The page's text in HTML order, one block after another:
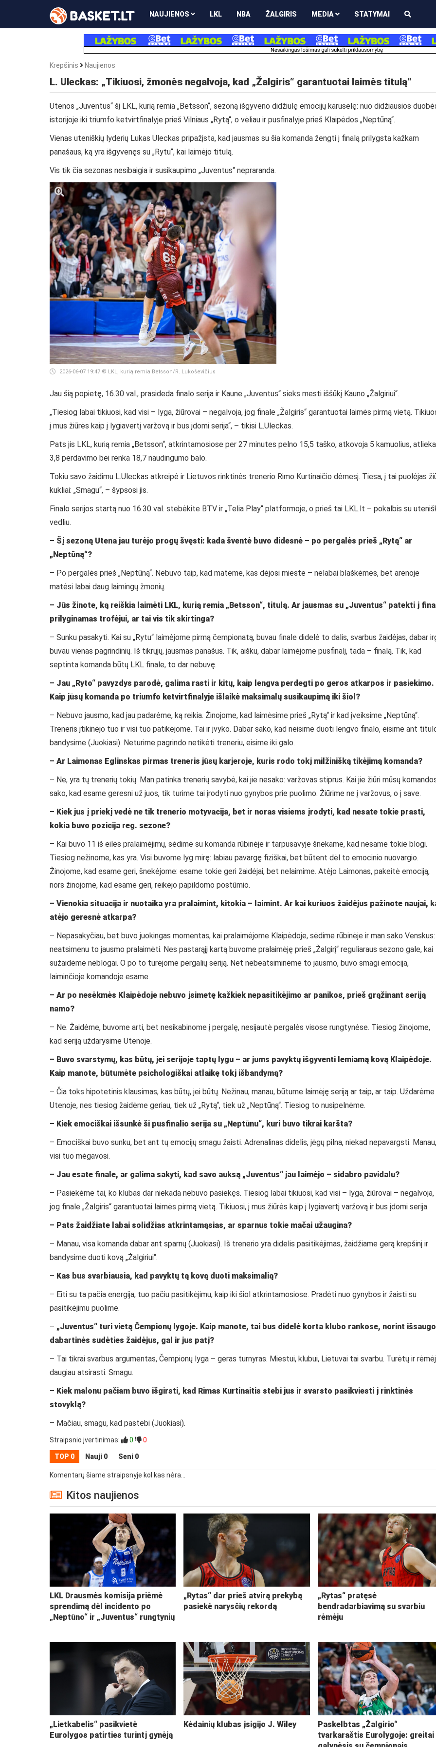
NAUJIENOS LKL NBA ŽALGIRIS MEDIA STATYMAI
Krepšinis Naujienos
L. Uleckas: „Tikiuosi, žmonės negalvoja, kad „Žalgiris“ garantuotai laimės titulą“
Utenos „Juventus“ šį LKL, kurią remia „Betsson“, sezoną išgyveno didžiulę emocijų karuselę: nuo didžiausios
istorijoje iki triumfo ketvirtfinalyje prieš Vilniaus „Rytą“, o vėliau ir pusfinalyje prieš Klaipėdos „Neptūną“.
Vienas uteniškių lyderių Lukas Uleckas pripažįsta, kad jausmas su šia komanda žengti į finalą prilygsta kažkam
panašaus, ką yra išgyvenęs su „Rytu“, kai laimėjo titulą.
Vis tik čia sezonas nesibaigia ir susikaupimo „Juventus“ nepraranda.
2026-06-07 19:47 © LKL, kurią remia Betsson/R. Lukoševičius
Jau šią popietę, 16.30 val., prasideda finalo serija ir Kaune „Juventus“ sieks mesti iššūkį Kauno „Žalgiriui“.
„Tiesiog labai tikiuosi, kad visi – lyga, žiūrovai – negalvoja, jog finale „Žalgiris“ garantuotai laimės pirmą vietą.
į mus žiūrės kaip į lygiavertį varžovą ir bus įdomi serija“, – tikisi L.Uleckas.
Pats jis LKL, kurią remia „Betsson“, atkrintamosiose per 27 minutes pelno 15,5 taško, atkovoja 5 kamuolius, atlieka
3,8 perdavimo bei renka 18,7 naudingumo balo.
Tokiu savo žaidimu L.Uleckas atkreipė ir Lietuvos rinktinės trenerio Rimo Kurtinaičio dėmesį. Tiesa, į tai puolėjas
kukliai: „Smagu“, – šypsosi jis.
Finalo serijos startą nuo 16.30 val. stebėkite BTV ir „Telia Play“ platformoje, o prieš tai LKL.lt – pokalbis su
vedliu.
– Šį sezoną Utena jau turėjo progų švęsti: kada šventė buvo didesnė – po pergalės prieš „Rytą“ ar
„Neptūną“?
– Po pergalės prieš „Neptūną“. Nebuvo taip, kad matėme, kas dėjosi mieste – nelabai blaškėmės, bet arenoje
matėsi labai daug laimingų žmonių.
– Jūs žinote, ką reiškia laimėti LKL, kurią remia „Betsson“, titulą. Ar jausmas su „Juventus“ patekti į
prilyginamas trofėjui, ar tai vis tik skirtinga?
– Sunku pasakyti. Kai su „Rytu“ laimėjome pirmą čempionatą, buvau finale didelė to dalis, svarbus žaidėjas, dabar
buvau vienas pagrindinių. Iš tikrųjų, jausmas panašus. Tik, aišku, dabar laimėjome pusfinalį, tada – finalą. Tik, kad
septinta komanda būtų LKL finale, to dar nebuvę.
– Jau „Ryto“ pavyzdys parodė, galima rasti ir kitų, kaip lengva perdegti po geros atkarpos ir pasiekimo.
Kaip jūsų komanda po triumfo ketvirtfinalyje išlaikė maksimalų susikaupimą iki šiol?
– Nebuvo jausmo, kad jau padarėme, ką reikia. Žinojome, kad laimėsime prieš „Rytą“ ir kad įveiksime „Neptūną“.
Treneris įtikinėjo tuo ir visi tuo patikėjome. Tai ir įvyko. Dabar sako, kad neisime duoti lengvo finalo, eisime ant
bandysime (Juokiasi). Neturime pagrindo netikėti treneriu, eisime iki galo.
– Ar Laimonas Eglinskas pirmas treneris jūsų karjeroje, kuris rodo tokį milžinišką tikėjimą komanda?
– Ne, yra tų trenerių tokių. Man patinka trenerių savybė, kai jie nesako: varžovas stiprus. Kai jie žiūri mūsų
sako, kad esame geresni už juos, tik turime tai įrodyti nuo gynybos prie puolimo. Žiūrime ne į varžovus, o į save.
– Kiek jus į priekį vedė ne tik trenerio motyvacija, bet ir noras visiems įrodyti, kad nesate tokie prasti,
kokia buvo pozicija reg. sezone?
– Kai buvo 11 iš eilės pralaimėjimų, sėdime su komanda rūbinėje ir tarpusavyje šnekame, kad nesame tokie blogi.
Tiesiog nežinome, kas yra. Visi buvome lyg mirę: labiau pavargę fiziškai, bet būtent dėl to emocinio nuovargio.
Žinojome, kad esame geri, šnekėjome: esame tokie geri žaidėjai, bet nelaimime. Atėjo Laimonas, pakeitė emociją,
nors žinojome, kad esame geri, reikėjo papildomo postūmio.
– Vienokia situacija ir nuotaika yra pralaimint, kitokia – laimint. Ar kai kuriuos žaidėjus pažinote naujai,
atėjo geresnė atkarpa?
– Nepasakyčiau, bet buvo juokingas momentas, kai pralaimėjome Klaipėdoje, sėdime rūbinėje ir man sako Venskus:
neatsimenu to jausmo pralaimėti. Nes pastarąjį kartą buvome pralaimėję prieš „Žalgirį“ reguliaraus sezono gale, kai
sužaidėme neblogai. O po to turėjome pergalių seriją. Net nebeatsiminėme to jausmo, buvo smagi emocija,
laiminčioje komandoje esame.
– Ar po nesėkmės Klaipėdoje nebuvo įsimetę kažkiek nepasitikėjimo ar panikos, prieš grąžinant seriją
namo?
– Ne. Žaidėme, buvome arti, bet nesikabinome į pergalę, nesijautė pergalės visose rungtynėse. Tiesiog žinojome,
kad seriją uždarysime Utenoje.
– Buvo svarstymų, kas būtų, jei serijoje taptų lygu – ar jums pavyktų išgyventi lemiamą kovą Klaipėdoje.
Kaip manote, būtumėte psichologiškai atlaikę tokį išbandymą?
– Čia toks hipotetinis klausimas, kas būtų, jei būtų. Nežinau, manau, būtume laimėję seriją ar taip, ar taip. Uždarėme
Utenoje, nes tiesiog žaidėme geriau, tiek už „Rytą“, tiek už „Neptūną“. Tiesiog to nusipelnėme.
– Kiek emociškai išsunkė ši pusfinalio serija su „Neptūnu“, kuri buvo tikrai karšta?
– Emociškai buvo sunku, bet ant tų emocijų smagu žaisti. Adrenalinas didelis, jėgų pilna, niekad nepavargsti. Manau,
visi tuo mėgavosi.
– Jau esate finale, ar galima sakyti, kad savo auksą „Juventus“ jau laimėjo – sidabro pavidalu?
– Pasiekėme tai, ko klubas dar niekada nebuvo pasiekęs. Tiesiog labai tikiuosi, kad visi – lyga, žiūrovai – negalvoja,
jog finale „Žalgiris“ garantuotai laimės pirmą vietą. Tikiuosi, į mus žiūrės kaip į lygiavertį varžovą ir bus įdomi serija.
– Pats žaidžiate labai solidžias atkrintamąsias, ar sparnus tokie mačai užaugina?
– Manau, visa komanda dabar ant sparnų (Juokiasi). Iš trenerio yra didelis pasitikėjimas, žaidžiame gerą krepšinį ir
bandysime duoti kovą „Žalgiriui“.
– Kas bus svarbiausia, kad pavyktų tą kovą duoti maksimalią?
– Eiti su ta pačia energija, tuo pačiu pasitikėjimu, kaip iki šiol atkrintamosiose. Pradėti nuo gynybos ir žaisti su
pasitikėjimu puolime.
– „Juventus“ turi vietą Čempionų lygoje. Kaip manote, tai bus didelė korta klubo rankose, norint
dabartinės sudėties žaidėjus, gal ir jus patį?
– Tai tikrai svarbus argumentas, Čempionų lyga – geras turnyras. Miestui, klubui, Lietuvai tai svarbu. Turėtų ir
daugiau atsirasti. Smagu.
– Kiek malonu pačiam buvo išgirsti, kad Rimas Kurtinaitis stebi jus ir svarsto pasikviesti į rinktinės
stovyklą?
– Mačiau, smagu, kad pastebi (Juokiasi).
Straipsnio įvertinimas: 0 0
TOP 0 Nauji 0 Seni 0
Komentarų šiame straipsnyje kol kas nėra...
Kitos naujienos
LKL Drausmės komisija priėmė
sprendimą dėl incidento po
„Neptūno“ ir „Juventus“ rungtynių
„Rytas“ dar prieš atvirą prekybą
pasiekė narysčių rekordą
„Rytas“ pratęsė
bendradarbiavimą su svarbiu
rėmėju
„Lietkabelis“ pasikvietė
Eurolygos patirties turintį gynėją
Kėdainių klubas įsigijo J. Wiley
Paskelbtas „Žalgirio“
tvarkaraštis Eurolygoje: greitai